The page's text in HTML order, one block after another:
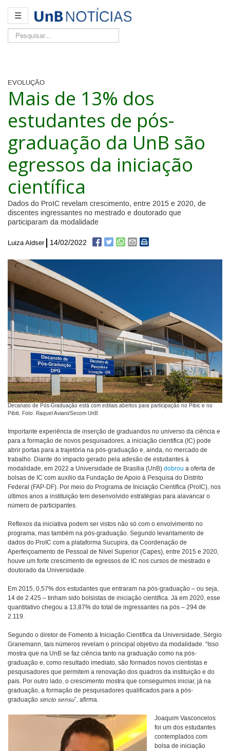
☰
Pesquisar...
EVOLUÇÃO
Mais de 13% dos
estudantes de pós-
graduação da UnB são
egressos da iniciação
científica
Dados do ProIC revelam crescimento, entre 2015 e 2020, de
discentes ingressantes no mestrado e doutorado que
participaram da modalidade
Luiza Aldser 14/02/2022
Decanato de Pós-Graduação está com editais abertos para participação no Pibic e no
Pibiti. Foto: Raquel Aviani/Secom UnB
Importante experiência de inserção de graduandos no universo da ciência e
para a formação de novos pesquisadores, a iniciação científica (IC) pode
abrir portas para a trajetória na pós-graduação e, ainda, no mercado de
trabalho. Diante do impacto gerado pela adesão de estudantes à
modalidade, em 2022 a Universidade de Brasília (UnB) dobrou a oferta de
bolsas de IC com auxílio da Fundação de Apoio à Pesquisa do Distrito
Federal (FAP-DF). Por meio do Programa de Iniciação Científica (ProIC), nos
últimos anos a instituição tem desenvolvido estratégias para alavancar o
número de participantes.
Reflexos da iniciativa podem ser vistos não só com o envolvimento no
programa, mas também na pós-graduação. Segundo levantamento de
dados do ProIC com a plataforma Sucupira, da Coordenação de
Aperfeiçoamento de Pessoal de Nível Superior (Capes), entre 2015 e 2020,
houve um forte crescimento de egressos de IC nos cursos de mestrado e
doutorado da Universidade.
Em 2015, 0,57% dos estudantes que entraram na pós-graduação – ou seja,
14 de 2.425 – tinham sido bolsistas de iniciação científica. Já em 2020, esse
quantitativo chegou a 13,87% do total de ingressantes na pós – 294 de
2.119.
Segundo o diretor de Fomento à Iniciação Científica da Universidade, Sérgio
Granemann, tais números revelam o principal objetivo da modalidade. “Isso
mostra que na UnB se faz ciência tanto na graduação como na pós-
graduação e, como resultado imediato, são formados novos cientistas e
pesquisadores que permitem a renovação dos quadros da instituição e do
país. Por outro lado, o crescimento mostra que conseguimos iniciar, já na
graduação, a formação de pesquisadores qualificados para a pós-
graduação stricto sensu”, afirma.
Joaquim Vasconcelos
foi um dos estudantes
contemplados com
bolsa de iniciação